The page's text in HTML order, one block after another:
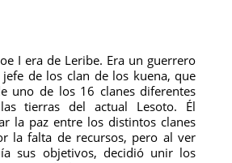
I era de Leribe. Era un guerrero
de los clan de los kuena, que
uno de los 16 clanes diferentes
tierras del actual Lesoto. Él
la paz entre los distintos clanes
la falta de recursos, pero al ver
sus objetivos, decidió unir los